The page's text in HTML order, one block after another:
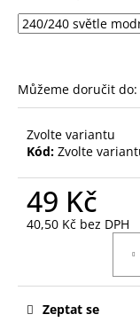
Můžeme doručit do:
Zvolte variantu
Kód: Zvolte
49 Kč
40,50 Kč bez DPH
Zeptat se
u
č
e
m
KONTUROVACÍ
TUŽKA
NA
OČI
VYSOUVACÍ
85